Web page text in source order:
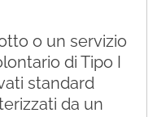
o un servizio
di Tipo I
standard
da un